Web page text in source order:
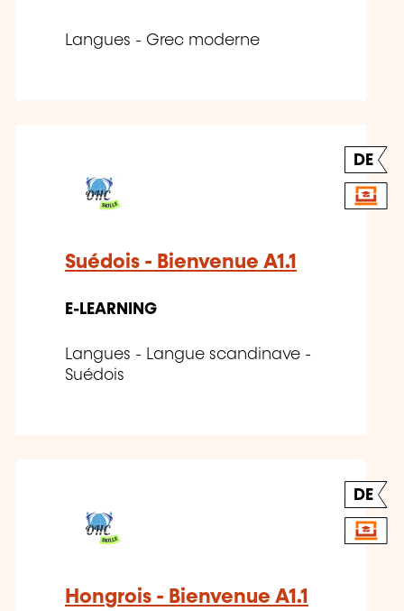
Langues - Grec moderne
DE
Suédois - Bienvenue A1.1
E-LEARNING
Langues - Langue scandinave -
Suédois
DE
Hongrois - Bienvenue A1.1